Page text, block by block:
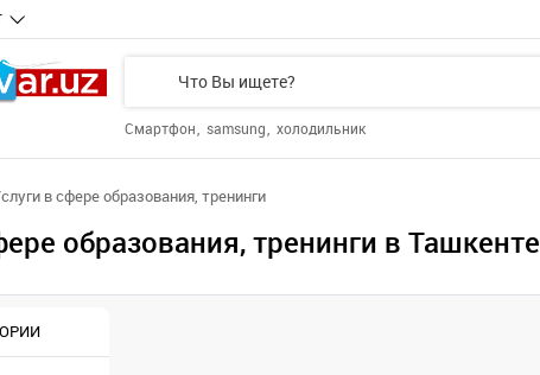
Смартфон samsung холодильник
в сфере образования, тренинги
образования, тренинги в Ташкенте